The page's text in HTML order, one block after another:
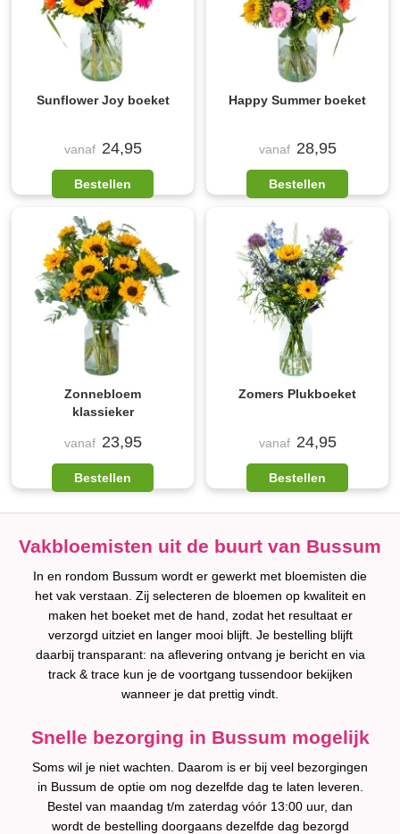
Sunflower Joy boeket
vanaf 24,95
Bestellen
Happy Summer boeket
vanaf 28,95
Bestellen
Zonnebloem
klassieker
vanaf 23,95
Bestellen
Zomers Plukboeket
vanaf 24,95
Bestellen
Vakbloemisten uit de buurt van Bussum
In en rondom Bussum wordt er gewerkt met bloemisten die
het vak verstaan. Zij selecteren de bloemen op kwaliteit en
maken het boeket met de hand, zodat het resultaat er
verzorgd uitziet en langer mooi blijft. Je bestelling blijft
daarbij transparant: na aflevering ontvang je bericht en via
track & trace kun je de voortgang tussendoor bekijken
wanneer je dat prettig vindt.
Snelle bezorging in Bussum mogelijk
Soms wil je niet wachten. Daarom is er bij veel bezorgingen
in Bussum de optie om nog dezelfde dag te laten leveren.
Bestel van maandag t/m zaterdag vóór 13:00 uur, dan
wordt de bestelling doorgaans dezelfde dag bezorgd